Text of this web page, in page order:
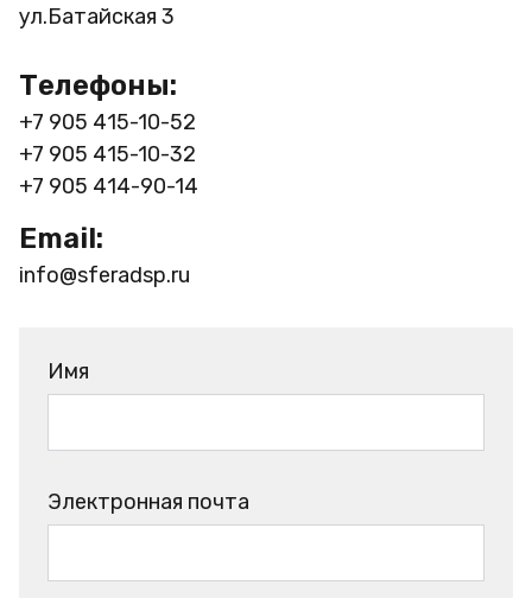
ул.Батайская 3
Телефоны:
+7 905 415-10-52
+7 905 415-10-32
+7 905 414-90-14
Email:
info@sferadsp.ru
Имя
Электронная почта